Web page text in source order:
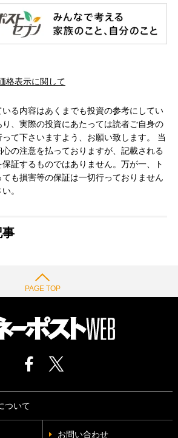
格表示に関して
る内容はあくまでも投資の参考にしてい
、実際の投資にあたっては読者ご自身の
て下さいますよう、お願い致します。 当
の注意を払っておりますが、記載される
証するものではありません。万が一、ト
も損害等の保証は一切行っておりません
。
事
PAGE TOP
ついて
お問い合わせ